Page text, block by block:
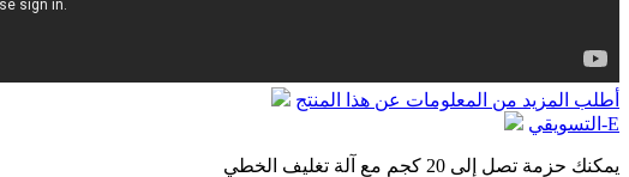
أطلب المزيد من المعلومات عن هذا المنتج
E-التسويقي
يمكنك حزمة تصل إلى 20 كجم مع آلة تغليف الخطي